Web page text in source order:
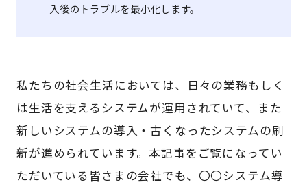
入後のトラブルを最小化します。
私たちの社会生活においては、日々の業務もしく
は生活を支えるシステムが運用されていて、また
新しいシステムの導入・古くなったシステムの刷
新が進められています。本記事をご覧になってい
ただいている皆さまの会社でも、〇〇システム導